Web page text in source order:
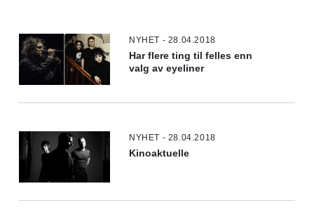
NYHET - 28.04.2018
Har flere ting til felles enn
valg av eyeliner
NYHET - 28.04.2018
Kinoaktuelle